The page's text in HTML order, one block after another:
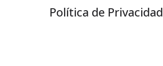
Política de Privacidad